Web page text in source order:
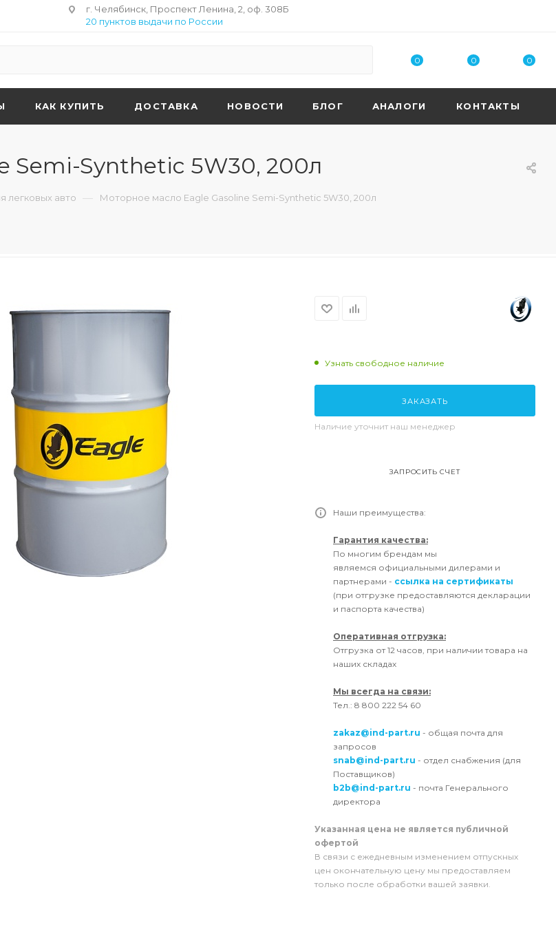
г. Челябинск, Проспект Ленина, 2, оф. 308Б
20 пунктов выдачи по России
0 0 0
КАК КУПИТЬ ДОСТАВКА НОВОСТИ БЛОГ АНАЛОГИ КОНТАКТЫ
Semi-Synthetic 5W30, 200л
легковых авто — Моторное масло Eagle Gasoline Semi-Synthetic 5W30, 200л
Узнать свободное наличие
ЗАКАЗАТЬ
Наличие уточнит наш менеджер
ЗАПРОСИТЬ СЧЕТ
Наши преимущества:
Гарантия качества:
По многим брендам мы
являемся официальными дилерами и
партнерами - ссылка на сертификаты
(при отгрузке предоставляются декларации
и паспорта качества)
Оперативная отгрузка:
Отгрузка от 12 часов, при наличии товара на
наших складах
Мы всегда на связи:
Тел.: 8 800 222 54 60
zakaz@ind-part.ru - общая почта для
запросов
snab@ind-part.ru - отдел снабжения (для
Поставщиков)
b2b@ind-part.ru - почта Генерального
директора
Указанная цена не является публичной
офертой
В связи с ежедневным изменением отпускных
цен окончательную цену мы предоставляем
только после обработки вашей заявки.